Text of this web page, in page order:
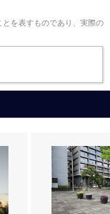
を表すものであり、実際の